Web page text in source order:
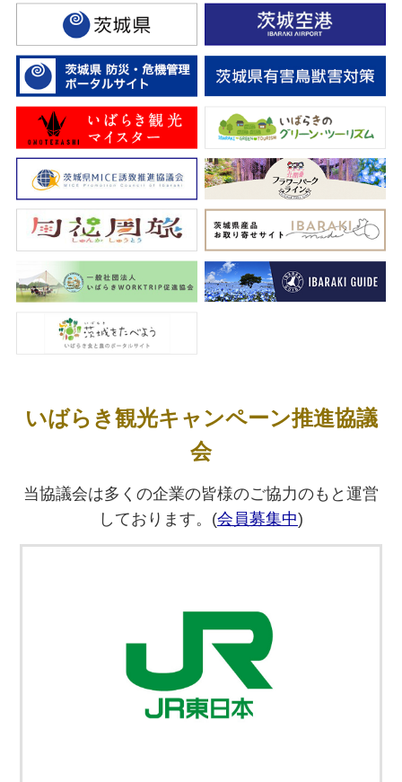
2026年4月22日
【5月2日～4日】ひたちなかの観光施設を結ぶ3
日間限定のシャトルバスを運行します
2026年3月27日
茨城のさくら開花情報・イベント情報を更新しま
した！まだつぼみが多いですが、 ちらほらと咲
き始めています。
2026年2月25日
「令和８年度観光いばらきホームページ保守管理
及び情報発信強化等業務委託に係る企画提案プロ
ポーザル実施のお知らせ」を公開しました。
いばらき観光キャンペーン推進協議
会
当協議会は多くの企業の皆様のご協力のもと運営
しております。(会員募集中)